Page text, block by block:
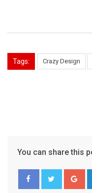
Tags: Crazy Design
You can share this